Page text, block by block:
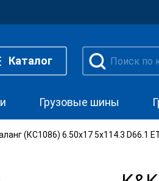
Каталог
Грузовые шины
(КС1086) 6.50x17 5x114.3 D66.1